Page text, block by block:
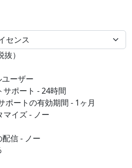
）
ーザー
ポート - 24時間
ポートの有効期間 - 1ヶ月
マイズ - ノー
信 - ノー